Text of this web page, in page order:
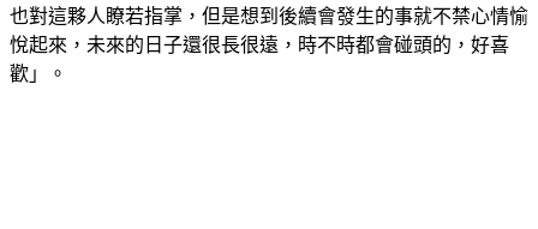
悅起來，未來的日子還很長很遠，時不時都會碰頭的，好喜
歡」。